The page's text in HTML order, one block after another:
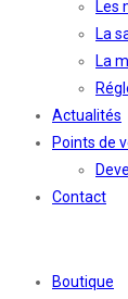
Les
La
La
Actualités
Points de
Contact
Boutique